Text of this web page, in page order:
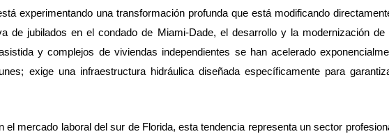
experimentando una transformación profunda que está modificando
de jubilados en el condado de Miami-Dade, el desarrollo y la modernización
y complejos de viviendas independientes se han acelerado
exige una infraestructura hidráulica diseñada específicamente para
el mercado laboral del sur de Florida, esta tendencia representa un sector